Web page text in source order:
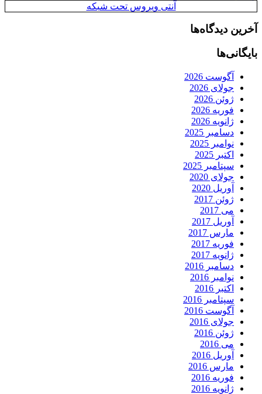
آنتی ویروس تحت شبکه
آخرین دیدگاه‌ها
بایگانی‌ها
آگوست 2026
جولای 2026
ژوئن 2026
فوریه 2026
ژانویه 2026
دسامبر 2025
نوامبر 2025
اکتبر 2025
سپتامبر 2025
جولای 2020
آوریل 2020
ژوئن 2017
می 2017
آوریل 2017
مارس 2017
فوریه 2017
ژانویه 2017
دسامبر 2016
نوامبر 2016
اکتبر 2016
سپتامبر 2016
آگوست 2016
جولای 2016
ژوئن 2016
می 2016
آوریل 2016
مارس 2016
فوریه 2016
ژانویه 2016